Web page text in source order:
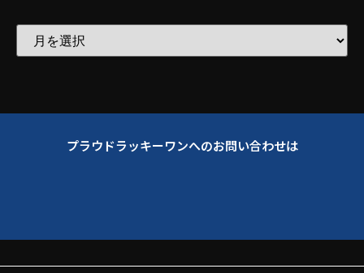
プラウドラッキーワンへのお問い合わせは